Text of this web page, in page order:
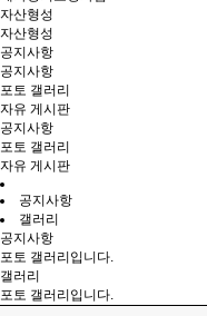
자산형성
자산형성
공지사항
공지사항
포토 갤러리
자유 게시판
공지사항
포토 갤러리
자유 게시판
공지사항
갤러리
공지사항
포토 갤러리입니다.
갤러리
포토 갤러리입니다.